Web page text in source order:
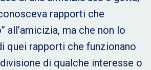
rapporti che
all’amicizia, ma che non lo
quei rapporti che funzionano
di qualche interesse o